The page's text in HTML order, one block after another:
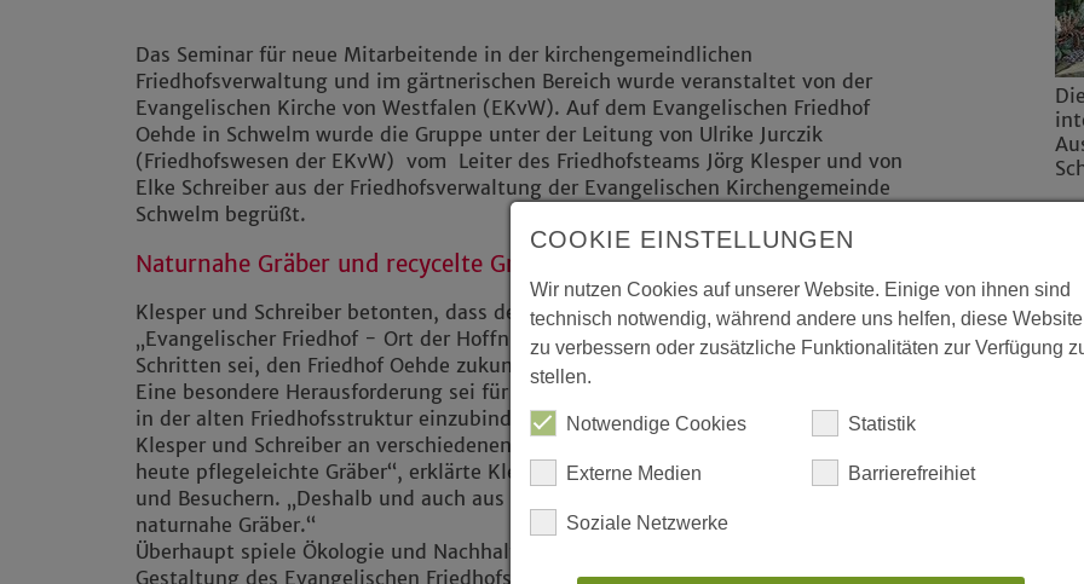
Das Seminar für neue Mitarbeitende in der kirchengemeindlichen
Friedhofsverwaltung und im gärtnerischen Bereich wurde veranstaltet von der
Evangelischen Kirche von Westfalen (EKvW). Auf dem Evangelischen Friedhof
Oehde in Schwelm wurde die Gruppe unter der Leitung von Ulrike Jurczik
(Friedhofswesen der EKvW) vom Leiter des Friedhofsteams Jörg Klesper und von
Elke Schreiber aus der Friedhofsverwaltung der Evangelischen Kirchengemeinde
Schwelm begrüßt.
Naturnahe Gräber und recycelte Grabsteine
Klesper und Schreiber betonten, dass der Beschluss, sich an der Initiative
„Evangelischer Friedhof - Ort der Hoffnung“ zu beteiligen, einer von vielen
Schritten sei, den Friedhof Oehde zukunftsweisend zu gestalten.
Eine besondere Herausforderung sei für das Friedhofsteam, moderne Grabfelder
in der alten Friedhofsstruktur einzubinden. Dass und wie das gelingt, zeigten
Klesper und Schreiber an verschiedenen Grabfeldern. „Die Menschen wollen
heute pflegeleichte Gräber“, erklärte Klesper den interessierten Besucherinnen
und Besuchern. „Deshalb und auch aus ökologischen Gründen setzen wir auf
naturnahe Gräber.“
Überhaupt spiele Ökologie und Nachhaltigkeit eine große Rolle bei der
Gestaltung des Evangelischen Friedhofs in Schwelm. Das zeige sich, so Klesper,
COOKIE EINSTELLUNGEN
Wir nutzen Cookies auf unserer Website. Einige von ihnen sind
technisch notwendig, während andere uns helfen, diese Website
zu verbessern oder zusätzliche Funktionalitäten zur Verfügung
stellen.
Notwendige Cookies Statistik
Externe Medien Barrierefreihiet
Soziale Netzwerke